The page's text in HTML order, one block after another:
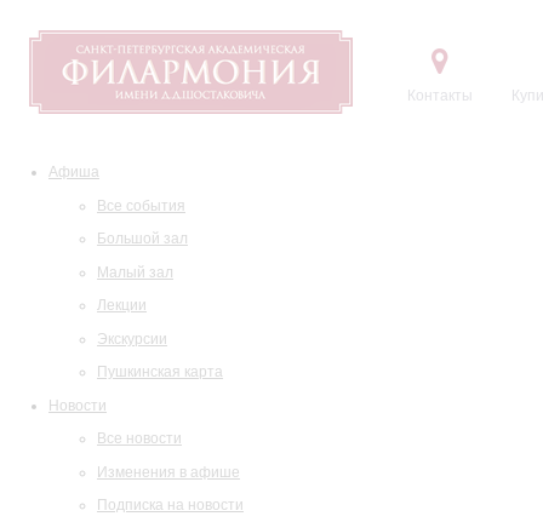
Контакты
Афиша
Все события
Большой зал
Малый зал
Лекции
Экскурсии
Пушкинская карта
Новости
Все новости
Изменения в афише
Подписка на новости